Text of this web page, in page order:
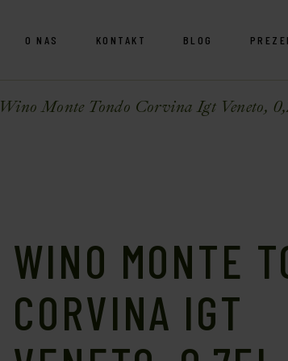
O NAS KONTAKT BLOG
Wino Monte Tondo Corvina Igt Veneto,
WINO MONTE
CORVINA IGT